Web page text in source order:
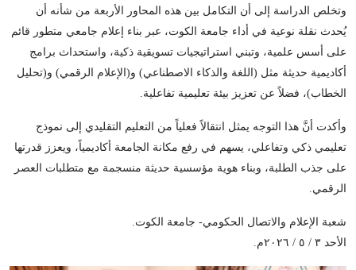
وتخلص الدراسة إلى أن التكامل بين هذه المحاور الأربعة من شأنه أن
يُحدث نقلة نوعية في أداء جامعة الكوت، عبر بناء إعلام جامعي متطور قائم
على أسس علمية، وتبني استراتيجيات تسويقية ذكية، واستحداث برامج
أكاديمية حديثة مثل (اللغة والذكاء الاصطناعي) و(الإعلام الرقمي) و(تحليل
الخطاب)، فضلاً عن تعزيز بيئة تعليمية تفاعلية.
وأكدت أنَّ هذا التوجه يمثل انتقالاً فعلياً من التعليم التقليدي إلى نموذج
تعليمي ذكي وتفاعلي، يسهم في رفع مكانة الجامعة أكاديمياً، ويعزز قدرتها
على جذب الطلبة، وبناء هوية مؤسسية حديثة منسجمة مع متطلبات العصر
الرقمي.
شعبة الإعلام والاتصال الحكومي- جامعة الكوت.
الأحد ٣ / ٥ / ٢٠٢٦م.